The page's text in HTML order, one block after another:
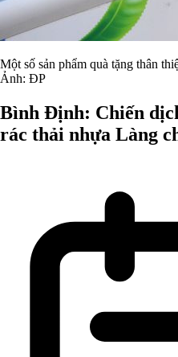
Một số sản phẩm quà tặng thân
Ảnh: ĐP
Bình Định: Chiến
rác thải nhựa Làng